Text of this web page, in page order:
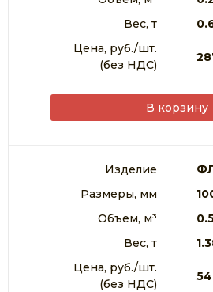
Вес, т
Цена, руб./шт.
(без НДС)
В корзину
Изделие
Размеры, мм
Объем, м³
Вес, т
Цена, руб./шт.
(без НДС)